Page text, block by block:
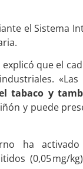
el Sistema
que el
«Las
tabaco y
y puede
ha activado
(0,05 mg/